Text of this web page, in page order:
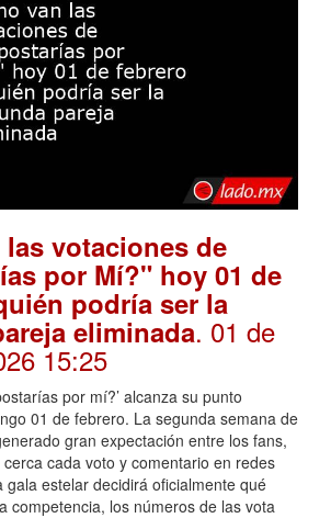
las votaciones de
por Mí?" hoy 01 de
podría ser la
eliminada. 01 de
15:25
por mí?’ alcanza su punto
01 de febrero. La segunda semana de
gran expectación entre los fans,
cada voto y comentario en redes
gala estelar decidirá oficialmente qué
competencia, los números de las vota